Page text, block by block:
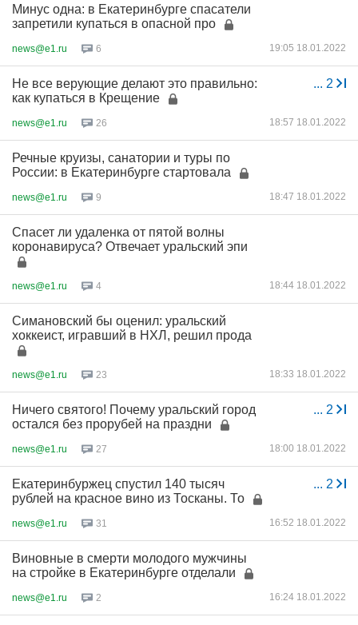
Минус одна: в Екатеринбурге спасатели
запретили купаться в опасной про
news@e1.ru 6 19:05 18.01.2022
... 2
Не все верующие делают это правильно:
как купаться в Крещение
news@e1.ru 26 18:57 18.01.2022
Речные круизы, санатории и туры по
России: в Екатеринбурге стартовала
news@e1.ru 9 18:47 18.01.2022
Спасет ли удаленка от пятой волны
коронавируса? Отвечает уральский эпи
news@e1.ru 4 18:44 18.01.2022
Симановский бы оценил: уральский
хоккеист, игравший в НХЛ, решил прода
news@e1.ru 23 18:33 18.01.2022
... 2
Ничего святого! Почему уральский город
остался без прорубей на праздни
news@e1.ru 27 18:00 18.01.2022
... 2
Екатеринбуржец спустил 140 тысяч
рублей на красное вино из Тосканы. То
news@e1.ru 31 16:52 18.01.2022
Виновные в смерти молодого мужчины
на стройке в Екатеринбурге отделали
news@e1.ru 2 16:24 18.01.2022